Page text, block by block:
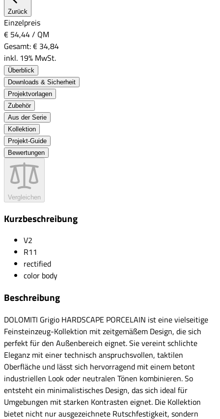
Zurück
Einzelpreis
€ 54,44/ QM
Gesamt:€ 34,84
inkl. 19% MwSt.
Überblick
Downloads & Sicherheit
Projektvorlagen
Zubehör
Aus der Serie
Kollektion
Projekt-Guide
Bewertungen
Vergleichen
Kurzbeschreibung
V2
R11
rectified
color body
Beschreibung
DOLOMITI Grigio HARDSCAPE PORCELAIN ist eine vielseitige
Feinsteinzeug-Kollektion mit zeitgemäßem Design, die sich
perfekt für den Außenbereich eignet. Sie vereint schlichte
Eleganz mit einer technisch anspruchsvollen, taktilen
Oberfläche und lässt sich hervorragend mit einem betont
industriellen Look oder neutralen Tönen kombinieren. So
entsteht ein minimalistisches Design, das sich ideal für
Umgebungen mit starken Kontrasten eignet. Die Kollektion
bietet nicht nur ausgezeichnete Rutschfestigkeit, sondern